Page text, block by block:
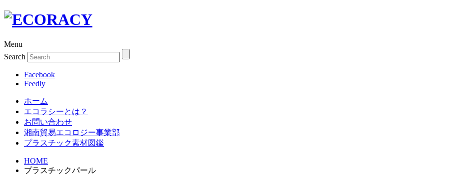
Menu
Search
Facebook
Feedly
ホーム
エコラシーとは？
お問い合わせ
湘南貿易エコロジー事業部
プラスチック素材図鑑
HOME
プラスチックパール